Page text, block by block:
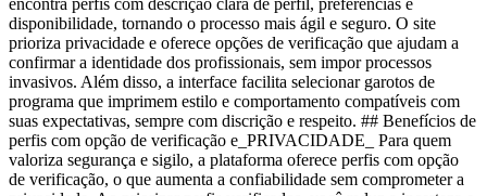
encontra perfis com descrição clara de perfil, preferências e
disponibilidade, tornando o processo mais ágil e seguro. O site
prioriza privacidade e oferece opções de verificação que ajudam a
confirmar a identidade dos profissionais, sem impor processos
invasivos. Além disso, a interface facilita selecionar garotos de
programa que imprimem estilo e comportamento compatíveis com
suas expectativas, sempre com discrição e respeito. ## Benefícios de
perfis com opção de verificação e_PRIVACIDADE_ Para quem
valoriza segurança e sigilo, a plataforma oferece perfis com opção
de verificação, o que aumenta a confiabilidade sem comprometer a